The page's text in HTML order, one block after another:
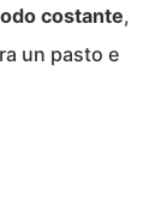
costante,
un pasto e